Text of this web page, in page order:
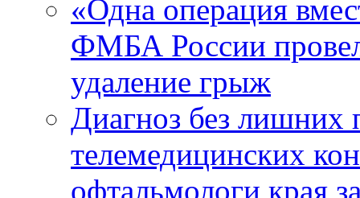
«Одна операция
ФМБА России
удаление грыж
Диагноз без лишних
телемедицинских
офтальмологи края